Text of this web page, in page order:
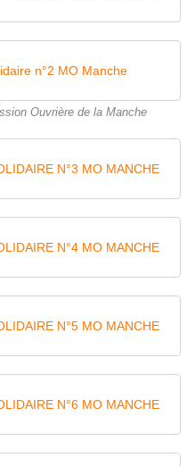
n°2 MO Manche
Ouvrière de la Manche
N°3 MO MANCHE
N°4 MO MANCHE
N°5 MO MANCHE
N°6 MO MANCHE